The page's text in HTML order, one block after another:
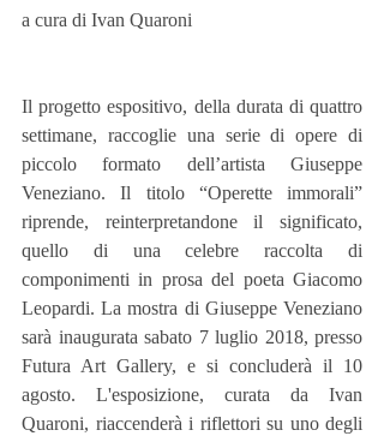
a cura di Ivan Quaroni
Il progetto espositivo, della durata di quattro
settimane, raccoglie una serie di opere di
piccolo formato dell’artista Giuseppe
Veneziano. Il titolo “Operette immorali”
riprende, reinterpretandone il significato,
quello di una celebre raccolta di
componimenti in prosa del poeta Giacomo
Leopardi. La mostra di Giuseppe Veneziano
sarà inaugurata sabato 7 luglio 2018, presso
Futura Art Gallery, e si concluderà il 10
agosto. L'esposizione, curata da Ivan
Quaroni, riaccenderà i riflettori su uno degli